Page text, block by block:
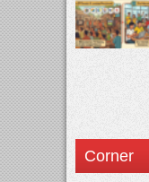
Corner